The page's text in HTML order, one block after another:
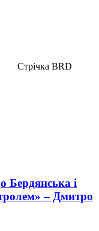
Стрічка BRD
Бердянська і
– Дмитро